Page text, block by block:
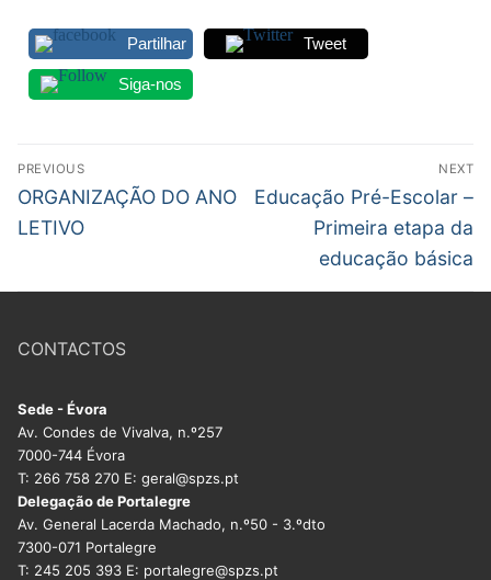
Notícias
Legislação
PRÉ-ESCOLAR
1º CICLO
PARTICULAR / IPSS / MISERICÓRDIAS
ENSINO SUPERIOR
PROFESSORES CONTRATADOS
DOCENTES APOSENTADOS
Partilhar Tweet
Siga-nos
Navegação
de
artigos
PREVIOUS
Previous
post:
ORGANIZAÇÃO DO ANO
LETIVO
NEXT
Next
Educação Pré-Escolar –
Primeira etapa da
educação básica
CONTACTOS
Sede - Évora
Av. Condes de Vivalva, n.º257
7000-744 Évora
T: 266 758 270 E: geral@spzs.pt
Delegação de Portalegre
Av. General Lacerda Machado, n.º50 - 3.ºdto
7300-071 Portalegre
T: 245 205 393 E: portalegre@spzs.pt